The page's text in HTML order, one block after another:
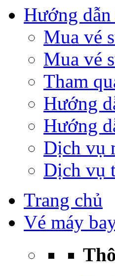
Hướng
Mua vé
Mua vé
Tham
Hướng
Hướng
Dịch vụ
Dịch vụ
Trang chủ
Vé máy